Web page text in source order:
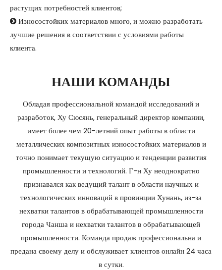
растущих потребностей клиентов;
 Износостойких материалов много, и можно разработать
лучшие решения в соответствии с условиями работы
клиента.
НАШИ КОМАНДЫ
Обладая профессиональной командой исследований и
разработок, Ху Сюсянь, генеральный директор компании,
имеет более чем 20-летний опыт работы в области
металлических композитных износостойких материалов и
точно понимает текущую ситуацию и тенденции развития
промышленности и технологий. Г-н Ху неоднократно
признавался как ведущий талант в области научных и
технологических инноваций в провинции Хунань, из-за
нехватки талантов в обрабатывающей промышленности
города Чанша и нехватки талантов в обрабатывающей
промышленности. Команда продаж профессиональна и
предана своему делу и обслуживает клиентов онлайн 24 часа
в сутки.